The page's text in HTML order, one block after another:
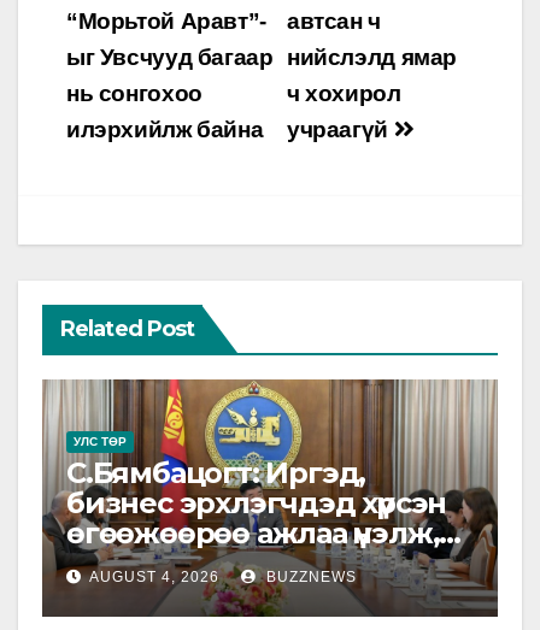
автсан ч
нийслэлд ямар
ч хохирол
учраагүй
“Морьтой Аравт”-
ыг Увсчууд багаар
нь сонгохоо
илэрхийлж байна
Related Post
УЛС ТӨР
С.Бямбацогт: Иргэд,
бизнес эрхлэгчдэд хүрсэн
өгөөжөөрөө ажлаа үнэлж,
хэрэгжилтээ тайлагнадаг
байх ёстой
AUGUST 4, 2026 BUZZNEWS